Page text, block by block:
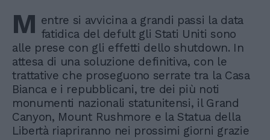
M entre si avvicina a grandi passi la data
fatidica del defult gli Stati Uniti sono
alle prese con gli effetti dello shutdown. In
attesa di una soluzione definitiva, con le
trattative che proseguono serrate tra la Casa
Bianca e i repubblicani, tre dei più noti
monumenti nazionali statunitensi, il Grand
Canyon, Mount Rushmore e la Statua della
Libertà riapriranno nei prossimi giorni grazie